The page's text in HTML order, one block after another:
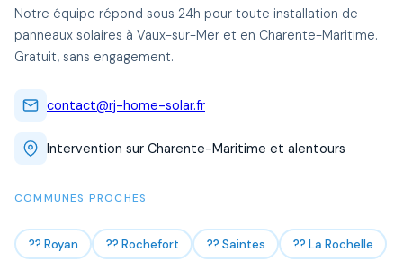
Notre équipe répond sous 24h pour toute installation de
panneaux solaires à Vaux-sur-Mer et en Charente-Maritime.
Gratuit, sans engagement.
contact@rj-home-solar.fr
Intervention sur Charente-Maritime et alentours
COMMUNES PROCHES
?? Royan ?? Rochefort ?? Saintes ?? La Rochelle